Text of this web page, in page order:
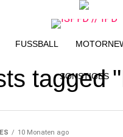
FUSSBALL
SONSTIGES
tagged
10 Monaten ago